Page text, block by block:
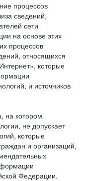
процессов
сведений,
сети
на основе этих
процессов
относящихся
которые
и источников
на котором
не допускает
которые
и организаций,
Федерации.